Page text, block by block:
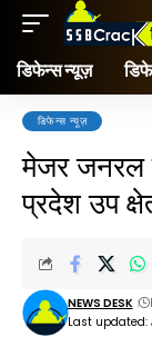
डिफेन्स न्यूज़
डिफेन्स न्यूज़
मेजर जनरल
प्रदेश उप
Last updated:
NEWS DESK